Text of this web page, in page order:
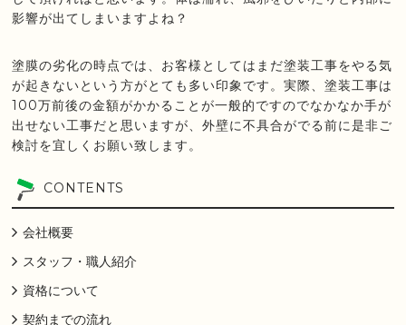
影響が出てしまいますよね？
塗膜の劣化の時点では、お客様としてはまだ塗装工事をやる気
が起きないという方がとても多い印象です。実際、塗装工事は
100万前後の金額がかかることが一般的ですのでなかなか手が
出せない工事だと思いますが、外壁に不具合がでる前に是非ご
検討を宜しくお願い致します。
CONTENTS
会社概要
スタッフ・職人紹介
資格について
契約までの流れ